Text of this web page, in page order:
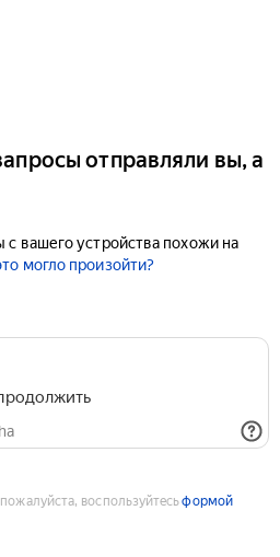
отправляли вы, а
вашего устройства похожи на
могло произойти?
воспользуйтесьформой